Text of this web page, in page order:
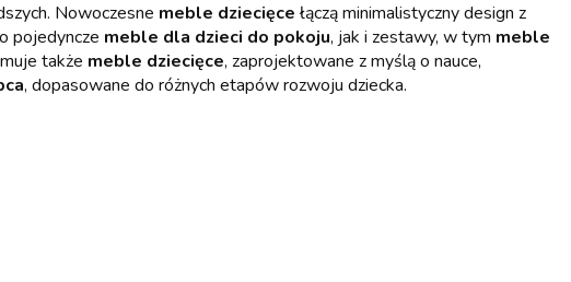
Nowoczesne meble dziecięcełączą minimalistyczny design z
pojedyncze meble dla dzieci do pokoju, jak i zestawy, w tym meble
także meble dziecięce, zaprojektowane z myślą o nauce,
, dopasowane do różnych etapów rozwoju dziecka.